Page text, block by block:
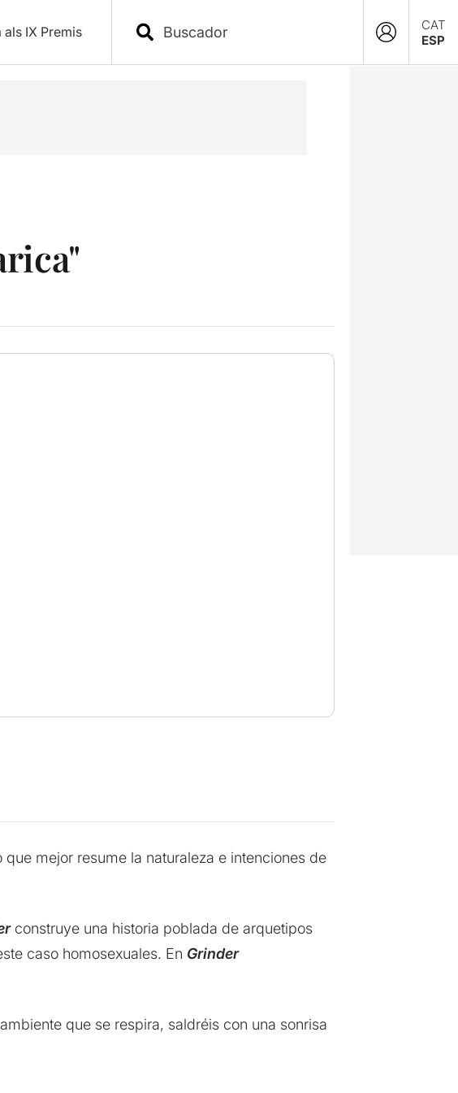
als IX Premis
CAT
ESP
mejor resume la naturaleza e intenciones de
construye una historia poblada de arquetipos
caso homosexuales. En Grinder
que se respira, saldréis con una sonrisa